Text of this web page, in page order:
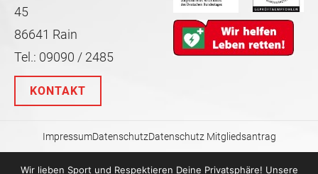
45
86641 Rain
Tel.: 09090 / 2485
KONTAKT
ImpressumDatenschutzDatenschutz Mitgliedsantrag
Wir lieben Sport und Respektieren Deine Privatsphäre! Unsere